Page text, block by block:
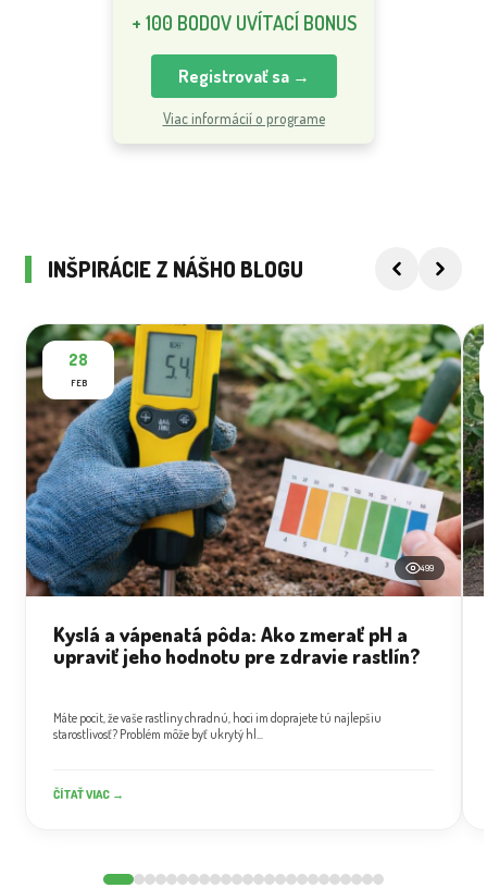
+ 100 BODOV UVÍTACÍ BONUS
Registrovať sa →
Viac informácií o programe
INŠPIRÁCIE Z NÁŠHO BLOGU
28
FEB
499
Kyslá a vápenatá pôda: Ako zmerať pH a
upraviť jeho hodnotu pre zdravie rastlín?
Máte pocit, že vaše rastliny chradnú, hoci im doprajete tú najlepšiu
starostlivosť? Problém môže byť ukrytý hl...
ČÍTAŤ VIAC →